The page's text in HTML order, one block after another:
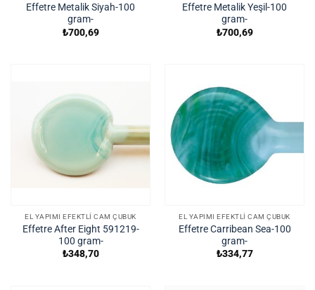
Effetre Metalik Siyah-100
gram-
₺700,69
Effetre Metalik Yeşil-100
gram-
₺700,69
EL YAPIMI EFEKTLI CAM ÇUBUK
Effetre After Eight 591219-
100 gram-
₺348,70
EL YAPIMI EFEKTLI CAM ÇUBUK
Effetre Carribean Sea-100
gram-
₺334,77